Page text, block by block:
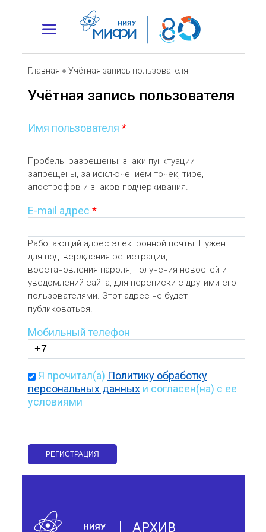
Главная ● Учётная запись пользователя
Учётная запись пользователя
Имя пользователя *
Пробелы разрешены; знаки пунктуации
запрещены, за исключением точек, тире,
апострофов и знаков подчеркивания.
E-mail адрес *
Работающий адрес электронной почты. Нужен
для подтверждения регистрации,
восстановления пароля, получения новостей и
уведомлений сайта, для переписки с другими его
пользователями. Этот адрес не будет
публиковаться.
Мобильный телефон
Я прочитал(а) Политику обработку
персональных данныхи согласен(на) с ее
условиями
АРХИВ